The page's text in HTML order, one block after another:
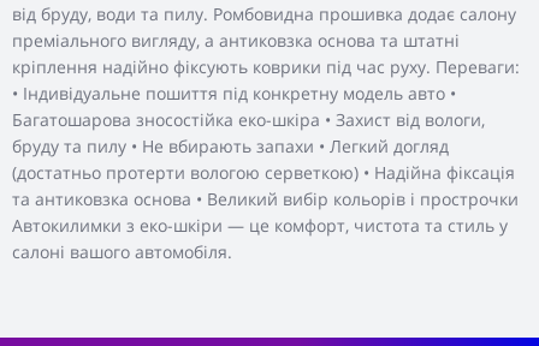
від бруду, води та пилу. Ромбовидна прошивка додає салону
преміального вигляду, а антиковзка основа та штатні
кріплення надійно фіксують коврики під час руху. Переваги:
• Індивідуальне пошиття під конкретну модель авто •
Багатошарова зносостійка еко-шкіра • Захист від вологи,
бруду та пилу • Не вбирають запахи • Легкий догляд
(достатньо протерти вологою серветкою) • Надійна фіксація
та антиковзка основа • Великий вибір кольорів і прострочки
Автокилимки з еко-шкіри — це комфорт, чистота та стиль у
салоні вашого автомобіля.